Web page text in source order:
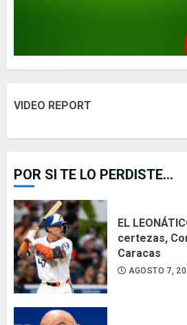
VIDEO REPORT
POR SI TE LO PERDISTE...
EL
certezas,
Caracas
AGOSTO 7,